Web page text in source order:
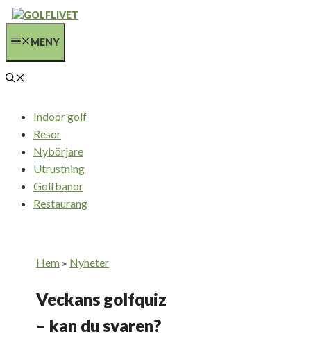
Hoppa
innehållMENY
Indoor golf
Resor
Nybörjare
Utrustning
Golfbanor
Restaurang
Hem » Nyheter
Veckans golfquiz
– kan du svaren?